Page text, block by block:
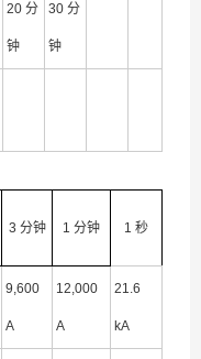
20 分
钟
30 分
钟
3 分钟 1 分钟 1 秒
9,600
A
12,000
A
21.6
kA